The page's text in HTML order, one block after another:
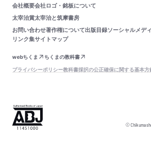
会社概要会社ロゴ・銘板について
太宰治賞太宰治と筑摩書房
お問い合わせ著作権について出版目録ソーシャルメデ
リンク集サイトマップ
webちくま
ちくまの教科書
プライバシーポリシー教科書採択の公正確保に関する基本方
©